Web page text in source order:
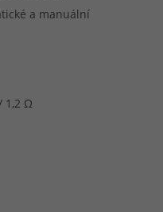
a manuální
1,2 Ω